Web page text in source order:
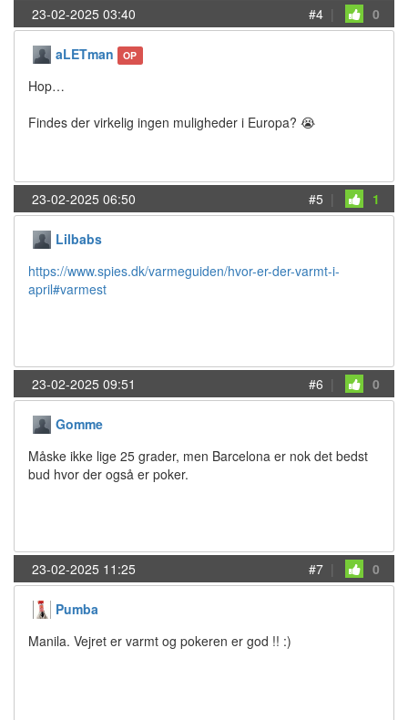
23-02-2025 03:40 #4 | 0
aLETman OP
Hop…
Findes der virkelig ingen muligheder i Europa? 😭
23-02-2025 06:50 #5 | 1
Lilbabs
https://www.spies.dk/varmeguiden/hvor-er-der-varmt-i-
april#varmest
23-02-2025 09:51 #6 | 0
Gomme
Måske ikke lige 25 grader, men Barcelona er nok det bedst
bud hvor der også er poker.
23-02-2025 11:25 #7 | 0
Pumba
Manila. Vejret er varmt og pokeren er god !! :)